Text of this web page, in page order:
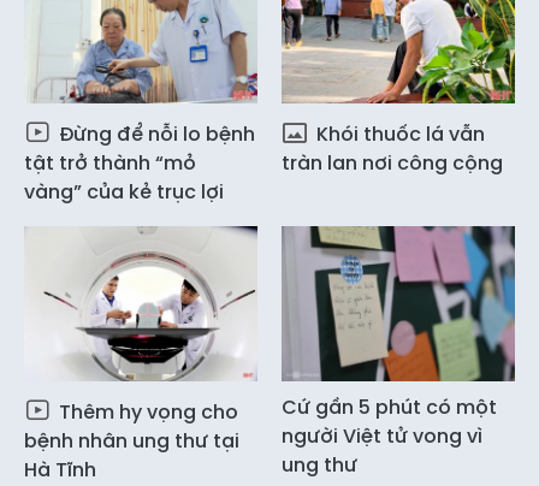
Đừng để nỗi lo bệnh
tật trở thành “mỏ
vàng” của kẻ trục lợi
Khói thuốc lá vẫn
tràn lan nơi công cộng
Thêm hy vọng cho
bệnh nhân ung thư tại
Hà Tĩnh
Cứ gần 5 phút có một
người Việt tử vong vì
ung thư